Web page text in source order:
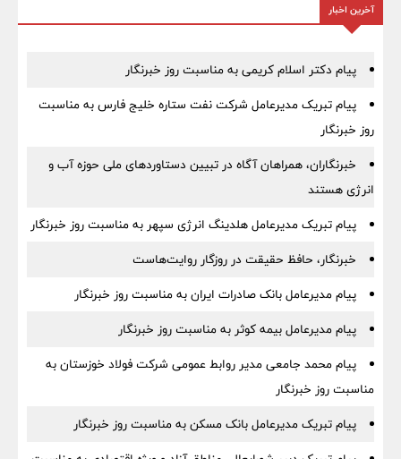
آخرین اخبار
پیام دکتر اسلام کریمی به مناسبت روز خبرنگار
پیام تبریک مدیرعامل شرکت نفت ستاره خلیج فارس به مناسبت
روز خبرنگار
خبرنگاران، همراهان آگاه در تبیین دستاوردهای ملی حوزه آب و
انرژی هستند
پیام تبریک مدیرعامل هلدینگ انرژی سپهر به مناسبت روز خبرنگار
خبرنگار، حافظ حقیقت در روزگار روایت‌هاست
پیام مدیرعامل بانک صادرات ایران به مناسبت روز خبرنگار
پیام مدیرعامل بیمه کوثر به مناسبت روز خبرنگار
پیام محمد جامعی مدیر روابط عمومی شرکت فولاد خوزستان به
مناسبت روز خبرنگار
پیام تبریک مدیرعامل بانک مسکن به مناسبت روز خبرنگار